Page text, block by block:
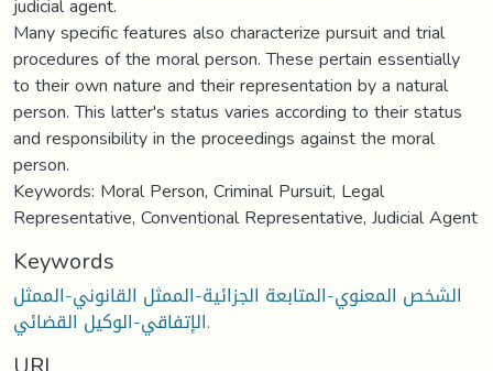
Many specific features also characterize pursuit and trial
procedures of the moral person. These pertain essentially
to their own nature and their representation by a natural
person. This latter's status varies according to their status
and responsibility in the proceedings against the moral
person.
Keywords: Moral Person, Criminal Pursuit, Legal
Representative, Conventional Representative, Judicial Agent
Keywords
الشخص المعنوي-المتابعة الجزائية-الممثل القانوني-الممثل
الإتفاقي-الوكيل القضائي.